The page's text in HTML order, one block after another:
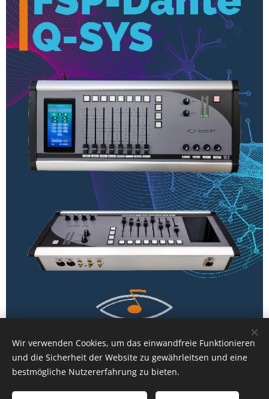
© 2022 Visuell-Akustik AG, 9524 Zuzwil
Wir verwenden Cookies, um das einwandfreie Funktionieren
und die Sicherheit der Website zu gewährleitsen und eine
bestmögliche Nutzererfahrung zu bieten.